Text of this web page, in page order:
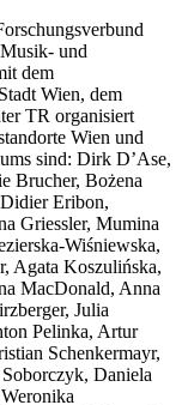
und
dem
Wien, dem
TR organisiert
Wien und
sind: Dirk D’Ase,
Brucher, Bożena
Eribon,
Griessler, Mumina
Wiśniewska,
Agata Koszulińska,
MacDonald, Anna
Julia
Pelinka, Artur
Schenkermayr,
Daniela